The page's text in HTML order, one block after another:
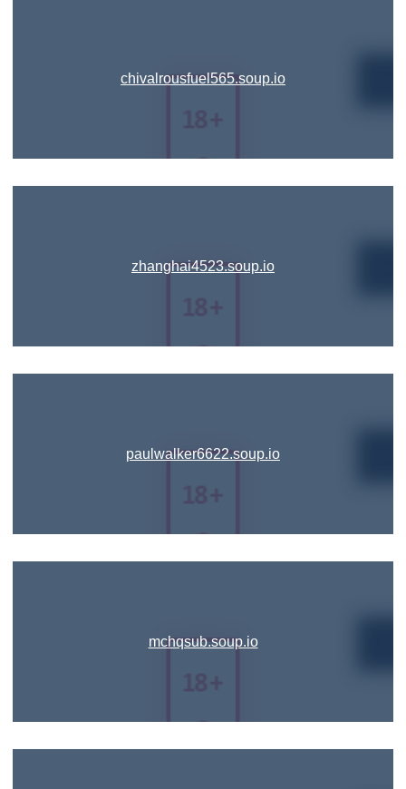
chivalrousfuel565.soup.io
zhanghai4523.soup.io
paulwalker6622.soup.io
mchqsub.soup.io